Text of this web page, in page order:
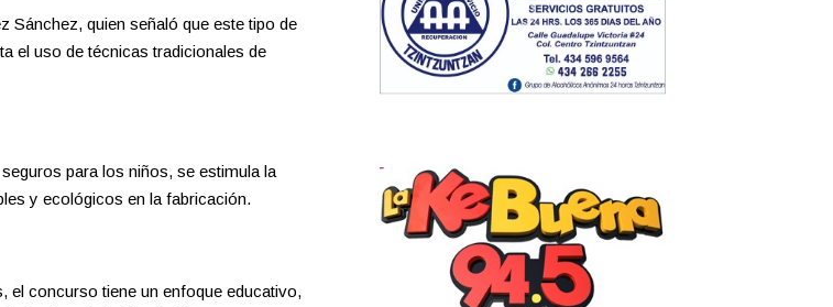
Sánchez, quien señaló que este tipo de
el uso de técnicas tradicionales de
para los niños, se estimula la
y ecológicos en la fabricación.
el concurso tiene un enfoque educativo,